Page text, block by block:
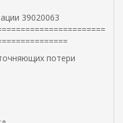
39020063
потери